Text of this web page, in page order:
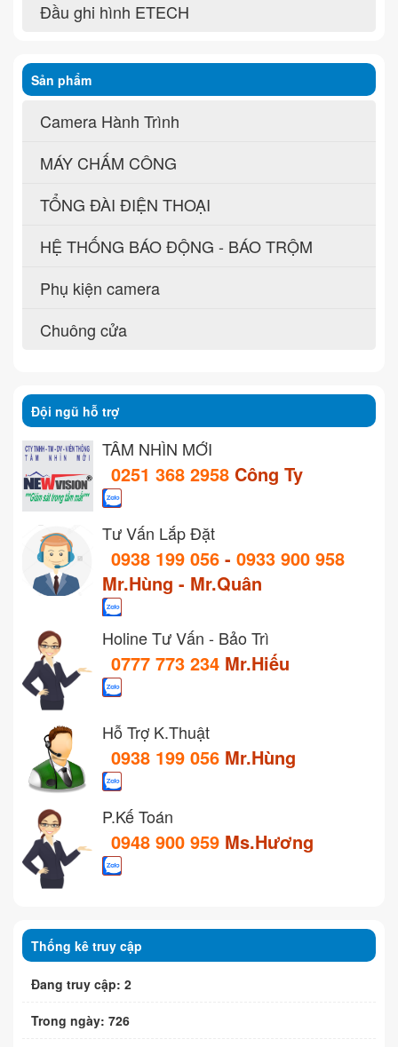
Đầu ghi hình ETECH
Sản phẩm
Camera Hành Trình
MÁY CHẤM CÔNG
TỔNG ĐÀI ĐIỆN THOẠI
HỆ THỐNG BÁO ĐỘNG - BÁO TRỘM
Phụ kiện camera
Chuông cửa
Đội ngũ hỗ trợ
TẦM NHÌN MỚI
0251 368 2958 Công Ty
Tư Vấn Lắp Đặt
0938 199 056 - 0933 900 958
Mr.Hùng - Mr.Quân
Holine Tư Vấn - Bảo Trì
0777 773 234 Mr.Hiếu
Hỗ Trợ K.Thuật
0938 199 056 Mr.Hùng
P.Kế Toán
0948 900 959 Ms.Hương
Thống kê truy cập
Đang truy cập: 2
Trong ngày: 726